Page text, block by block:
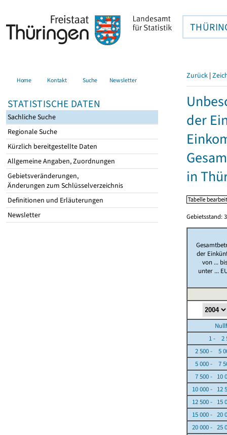
Home Kontakt Suche Newsletter
STATISTISCHE DATEN
Sachliche Suche
Regionale Suche
Kürzlich bereitgestellte Daten
Allgemeine Angaben, Zuordnungen
Gebietsveränderungen,
Änderungen zum Schlüsselverzeichnis
Definitionen und Erläuterungen
Newsletter
Zurück |
der
in
Gebietsstand:
der
von ...
unter ...
1 - 2
2 500 - 5
5 000 - 7
7 500 - 10
10 000 - 12
12 500 - 15
15 000 - 20
20 000 - 25